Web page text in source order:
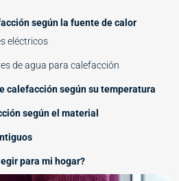
según la fuente de calor
eléctricos
de agua para calefacción
calefacción según su temperatura
según el material
para mi hogar?